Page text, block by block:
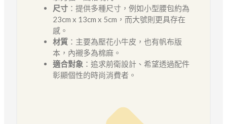
尺寸 ：提供多種尺寸，例如小型腰包約為
23cm x 13cm x 5cm，而大號則更具存在
感。
材質 ：主要為壓花小牛皮，也有帆布版
本，內襯多為棉麻。
適合對象 ：追求前衛設計、希望透過配件
彰顯個性的時尚消費者。